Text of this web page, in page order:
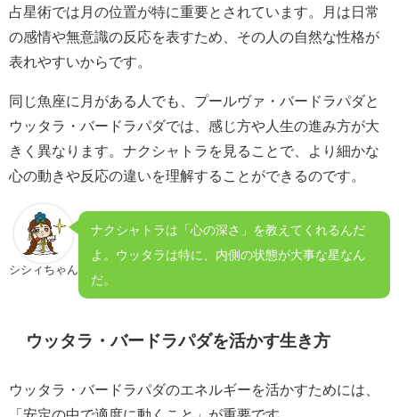
占星術では月の位置が特に重要とされています。月は日常
の感情や無意識の反応を表すため、その人の自然な性格が
表れやすいからです。
同じ魚座に月がある人でも、プールヴァ・バードラパダと
ウッタラ・バードラパダでは、感じ方や人生の進み方が大
きく異なります。ナクシャトラを見ることで、より細かな
心の動きや反応の違いを理解することができるのです。
シシィちゃん
ナクシャトラは「心の深さ」を教えてくれるんだ
よ。ウッタラは特に、内側の状態が大事な星なん
だ。
ウッタラ・バードラパダを活かす生き方
ウッタラ・バードラパダのエネルギーを活かすためには、